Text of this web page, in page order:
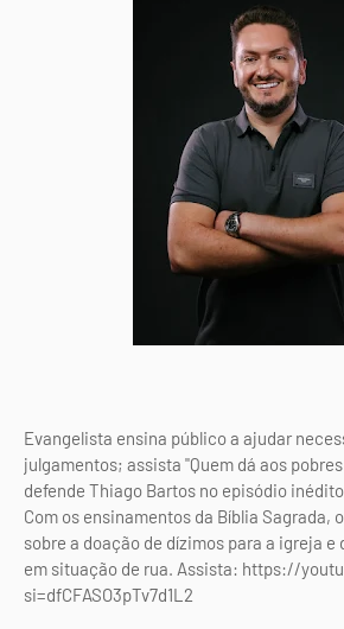
Evangelista ensina público a ajudar
julgamentos; assista "Quem dá aos
defende Thiago Bartos no episódio
Com os ensinamentos da Bíblia Sagrada,
sobre a doação de dízimos para a igreja e
em situação de rua. Assista: https://
si=dfCFASO3pTv7d1L2